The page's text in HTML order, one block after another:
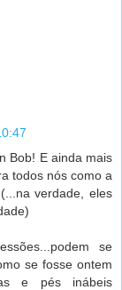
Bob! E ainda mais
todos nós como a
verdade, eles
se
se fosse ontem
e pés inábeis